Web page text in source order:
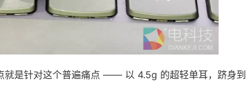
就是针对这个普遍痛点 —— 以 4.5g 的超轻单耳，跻身到